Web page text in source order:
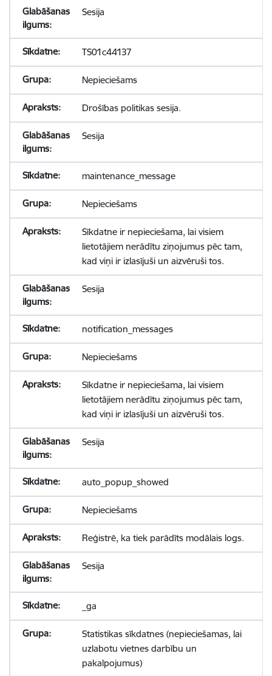
Sesija
TS01c44137
Nepieciešams
Drošības politikas sesija.
Sesija
maintenance_message
Nepieciešams
Sīkdatne ir nepieciešama, lai visiem
lietotājiem nerādītu ziņojumus pēc tam,
kad viņi ir izlasījuši un aizvēruši tos.
Sesija
notification_messages
Nepieciešams
Sīkdatne ir nepieciešama, lai visiem
lietotājiem nerādītu ziņojumus pēc tam,
kad viņi ir izlasījuši un aizvēruši tos.
Sesija
auto_popup_showed
Nepieciešams
Reģistrē, ka tiek parādīts modālais logs.
Sesija
_ga
Statistikas sīkdatnes (nepieciešamas, lai
uzlabotu vietnes darbību un
pakalpojumus)